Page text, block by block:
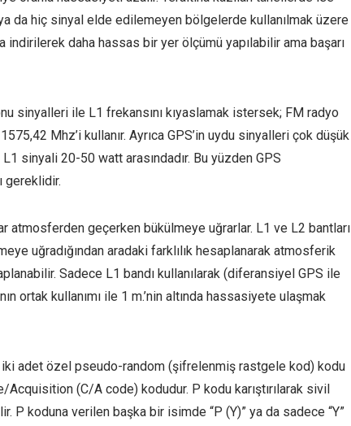
da hiç sinyal elde edilemeyen bölgelerde kullanılmak üzere
daha hassas bir yer ölçümü yapılabilir ama başarı
sinyalleri ile L1 frekansını kıyaslamak istersek; FM radyo
Mhz’i kullanır. Ayrıca GPS’in uydu sinyalleri çok düşük
sinyali 20-50 watt arasındadır. Bu yüzden GPS
gereklidir.
atmosferden geçerken bükülmeye uğrarlar. L1 ve L2 bantları
uğradığından aradaki farklılık hesaplanarak atmosferik
Sadece L1 bandı kullanılarak (diferansiyel GPS ile
ortak kullanımı ile 1 m.’nin altında hassasiyete ulaşmak
iki adet özel pseudo-random (şifrelenmiş rastgele kod) kodu
(C/A code) kodudur. P kodu karıştırılarak sivil
P koduna verilen başka bir isimde “P (Y)” ya da sadece “Y”